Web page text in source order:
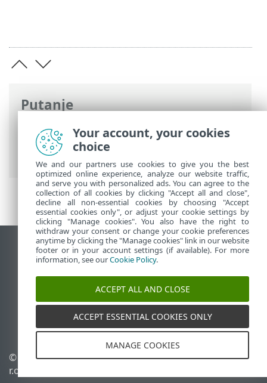
Putanje
ESET-ova online pomoć> ESET Endpoint
Security >Najčešća pitanja
ransomwarea
Prikaži stranicu za radnu površinu
End of Life
ESET-ova baza znanja
ESET Status Portal
Regionalna podrška
© 1992 - 2026 ESET, spol. s
r.o. – Sva prava pridržana.
Upravljanje kolačićima
Your account, your cookies
choice
We and our partners use cookies to give you the best
optimized online experience, analyze our website traffic,
and serve you with personalized ads. You can agree to the
collection of all cookies by clicking "Accept all and close",
decline all non-essential cookies by choosing "Accept
essential cookies only", or adjust your cookie settings by
clicking "Manage cookies". You also have the right to
withdraw your consent or change your cookie preferences
anytime by clicking the "Manage cookies" link in our website
footer or in your account settings (if available). For more
information, see ourCookie Policy.
ACCEPT ALL AND CLOSE
ACCEPT ESSENTIAL COOKIES ONLY
MANAGE COOKIES